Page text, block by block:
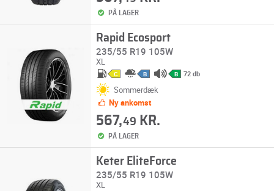
PÅ LAGER
Rapid Ecosport
235/55 R19 105W
XL
C B B 72 db
Sommerdæk
Ny ankomst
567,49 KR.
PÅ LAGER
Keter EliteForce
235/55 R19 105W
XL